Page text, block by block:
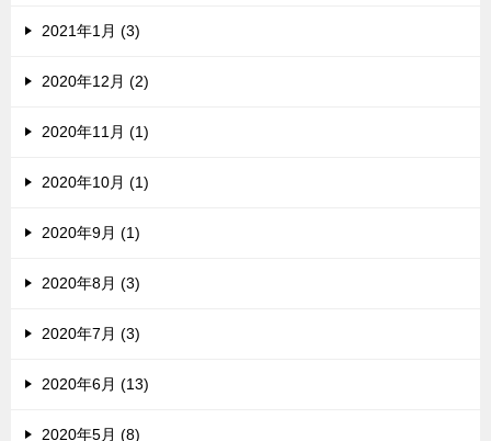
2021年1月 (3)
2020年12月 (2)
2020年11月 (1)
2020年10月 (1)
2020年9月 (1)
2020年8月 (3)
2020年7月 (3)
2020年6月 (13)
2020年5月 (8)